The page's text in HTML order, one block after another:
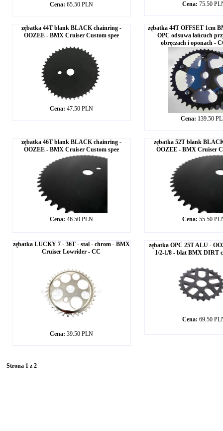
Cena: 65.50 PLN Cena: 75.50
zębatka 44T blank BLACK chainring -
OOZEE - BMX Cruiser Custom spee
Cena: 47.50 PLN
zębatka 44T OFFSET 1cm
OPC odsuwa łańcuch
obręczach i oponach -
Cena: 139.50
zębatka 46T blank BLACK chainring -
OOZEE - BMX Cruiser Custom spee
Cena: 46.50 PLN
zębatka 52T blank
OOZEE - BMX Cruiser
Cena: 55.50
zębatka LUCKY 7 - 36T - stal - chrom - BMX
Cruiser Lowrider - CC
Cena: 39.50 PLN
zębatka OPC 25T ALU -
1/2-1/8 - blat BMX DIRT
Cena: 69.50
Strona 1 z 2